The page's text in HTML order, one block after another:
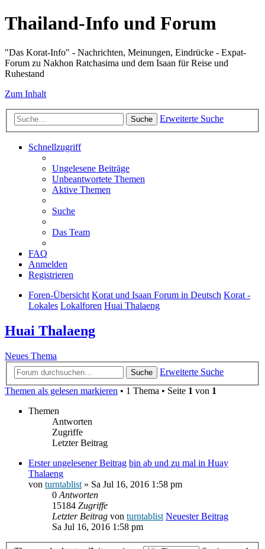
Thailand-Info und Forum
"Das Korat-Info" - Nachrichten, Meinungen, Eindrücke - Expat-
Forum zu Nakhon Ratchasima und dem Isaan für Reise und
Ruhestand
Zum Inhalt
Suche Erweiterte Suche
Schnellzugriff
Ungelesene Beiträge
Unbeantwortete Themen
Aktive Themen
Suche
Das Team
FAQ
Anmelden
Registrieren
Foren-Übersicht Korat und Isaan Forum in Deutsch Korat -
Lokales Lokalforen Huai Thalaeng
Huai Thalaeng
Neues Thema
Suche
Erweiterte Suche
Themen als gelesen markieren • 1 Thema • Seite 1 von 1
Themen
Antworten
Zugriffe
Letzter Beitrag
Erster ungelesener Beitrag bin ab und zu mal in Huay
Thalaeng
von turntablist » Sa Jul 16, 2016 1:58 pm
0 Antworten
15184 Zugriffe
Letzter Beitrag von turntablist Neuester Beitrag
Sa Jul 16, 2016 1:58 pm